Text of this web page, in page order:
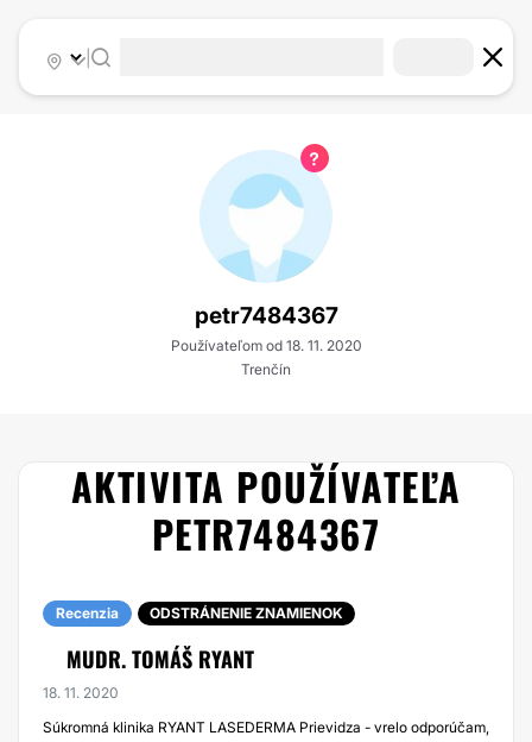
|
petr7484367
Používateľom od 18. 11. 2020
Trenčín
AKTIVITA POUŽÍVATEĽA
PETR7484367
Recenzia ODSTRÁNENIE ZNAMIENOK
MUDR. TOMÁŠ RYANT
18. 11. 2020
Súkromná klinika RYANT LASEDERMA Prievidza - vrelo odporúčam,